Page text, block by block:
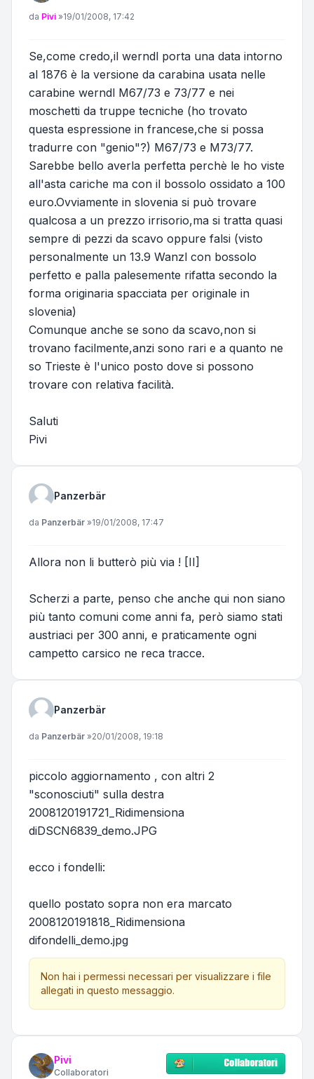
Messaggio
da Pivi »19/01/2008, 17:42
Se,come credo,il werndl porta una data intorno
al 1876 è la versione da carabina usata nelle
carabine werndl M67/73 e 73/77 e nei
moschetti da truppe tecniche (ho trovato
questa espressione in francese,che si possa
tradurre con "genio"?) M67/73 e M73/77.
Sarebbe bello averla perfetta perchè le ho viste
all'asta cariche ma con il bossolo ossidato a 100
euro.Ovviamente in slovenia si può trovare
qualcosa a un prezzo irrisorio,ma si tratta quasi
sempre di pezzi da scavo oppure falsi (visto
personalmente un 13.9 Wanzl con bossolo
perfetto e palla palesemente rifatta secondo la
forma originaria spacciata per originale in
slovenia)
Comunque anche se sono da scavo,non si
trovano facilmente,anzi sono rari e a quanto ne
so Trieste è l'unico posto dove si possono
trovare con relativa facilità.
Saluti
Pivi
Panzerbär
Messaggio
da Panzerbär »19/01/2008, 17:47
Allora non li butterò più via ! [II]
Scherzi a parte, penso che anche qui non siano
più tanto comuni come anni fa, però siamo stati
austriaci per 300 anni, e praticamente ogni
campetto carsico ne reca tracce.
Panzerbär
Messaggio
da Panzerbär »20/01/2008, 19:18
piccolo aggiornamento , con altri 2
"sconosciuti" sulla destra
2008120191721_Ridimensiona
diDSCN6839_demo.JPG
ecco i fondelli:
quello postato sopra non era marcato
2008120191818_Ridimensiona
difondelli_demo.jpg
Non hai i permessi necessari per visualizzare i file
allegati in questo messaggio.
Pivi
Collaboratori